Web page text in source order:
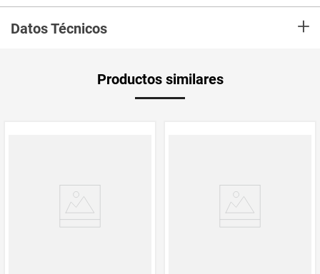
Datos Técnicos +
Productos similares